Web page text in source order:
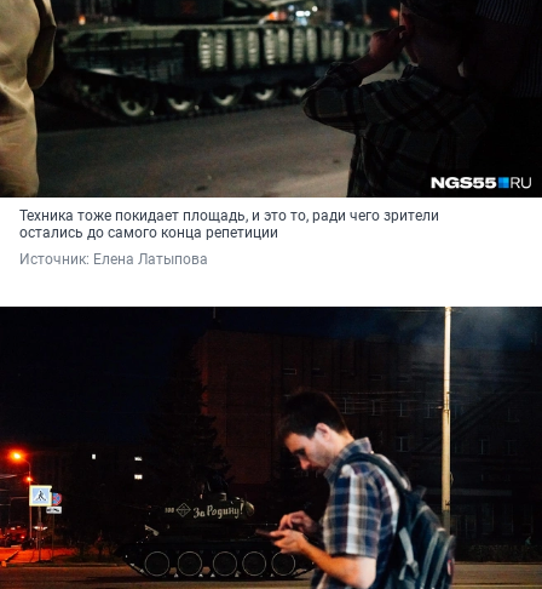
Техника тоже покидает площадь, и это то, ради чего зрители
остались до самого конца репетиции
Источник: Елена Латыпова